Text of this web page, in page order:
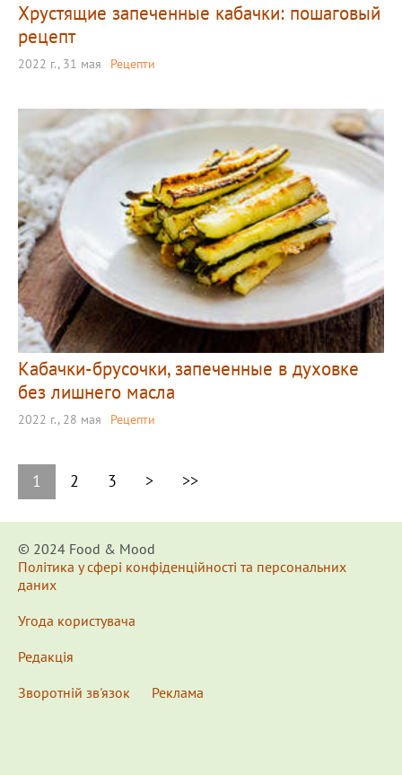
Хрустящие запеченные кабачки: пошаговый
рецепт
2022 г., 31 мая Рецепти
Кабачки-брусочки, запеченные в духовке
без лишнего масла
2022 г., 28 мая Рецепти
1 2 3 > >>
© 2024 Food & Мood
Політика у сфері конфіденційності та персональних
даних
Угода користувача
Редакція
Зворотній зв'язок
Реклама